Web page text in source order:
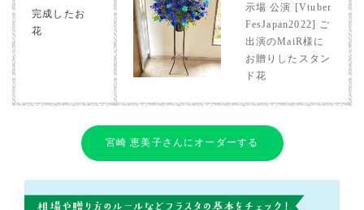
完成したお
花
示場 公演 [Vtuber
FesJapan2022] ご
出演のMaiR様に
お贈りしたスタン
ド花
宮崎 恵美子さんにオーダーする